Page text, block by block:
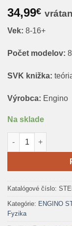
34,99€
Vek: 8-16+
Počet modelov: 8
SVK knižka:
Výrobca: Engino
Na sklade
množstvo Engino
Katalógové číslo:
Kategórie: ENGINO
Fyzika